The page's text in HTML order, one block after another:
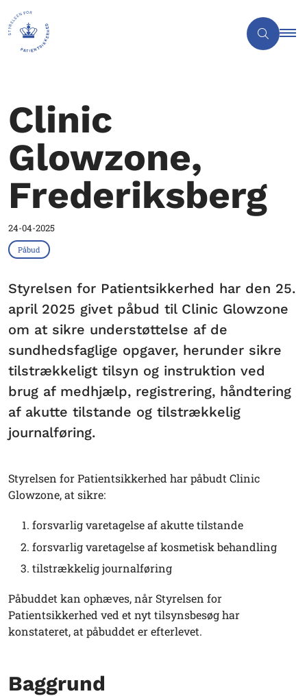
Clinic
Glowzone,
Frederiksberg
24-04-2025
Påbud
Styrelsen for Patientsikkerhed har den 25.
april 2025 givet påbud til Clinic Glowzone
om at sikre understøttelse af de
sundhedsfaglige opgaver, herunder sikre
tilstrækkeligt tilsyn og instruktion ved
brug af medhjælp, registrering, håndtering
af akutte tilstande og tilstrækkelig
journalføring.
Styrelsen for Patientsikkerhed har påbudt Clinic
Glowzone, at sikre:
forsvarlig varetagelse af akutte tilstande
forsvarlig varetagelse af kosmetisk behandling
tilstrækkelig journalføring
Påbuddet kan ophæves, når Styrelsen for
Patientsikkerhed ved et nyt tilsynsbesøg har
konstateret, at påbuddet er efterlevet.
Baggrund